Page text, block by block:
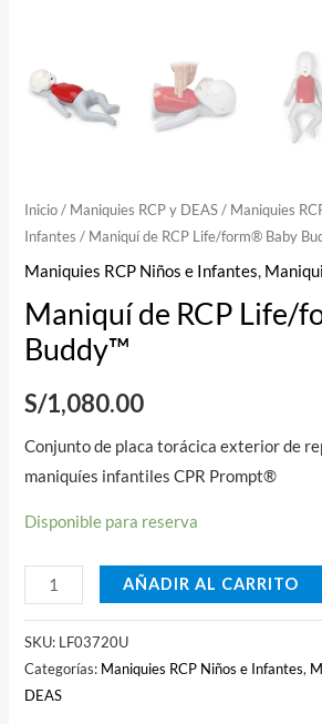
Inicio/ Maniquies RCP y DEAS/ Maniquies
Infantes / Maniquí de RCP Life/form® Baby
Maniquies RCP Niños e Infantes,
Maniquí de RCP Life/
Buddy™
S/1,080.00
Conjunto de placa torácica exterior de
maniquíes infantiles CPR Prompt®
Disponible para reserva
AÑADIR AL CARRITO
SKU: LF03720U
Categorías: Maniquies RCP Niños e Infantes,
DEAS